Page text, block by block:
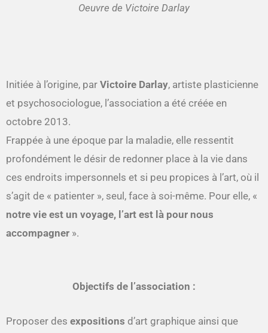
Oeuvre de Victoire Darlay
Initiée à l’origine, par Victoire Darlay, artiste plasticienne
et psychosociologue, l’association a été créée en
octobre 2013.
Frappée à une époque par la maladie, elle ressentit
profondément le désir de redonner place à la vie dans
ces endroits impersonnels et si peu propices à l’art, où il
s’agit de « patienter », seul, face à soi-même. Pour elle, «
notre vie est un voyage, l’art est là pour nous
accompagner ».
Objectifs de l’association :
Proposer des expositions d’art graphique ainsi que